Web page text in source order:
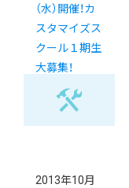
（水）開催！カ
スタマイズス
クール１期生
大募集！
2013年10月